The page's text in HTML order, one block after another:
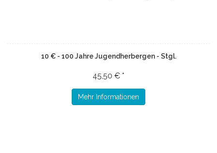
10 € - 100 Jahre Jugendherbergen - Stgl.
45,50 € *
Mehr Informationen